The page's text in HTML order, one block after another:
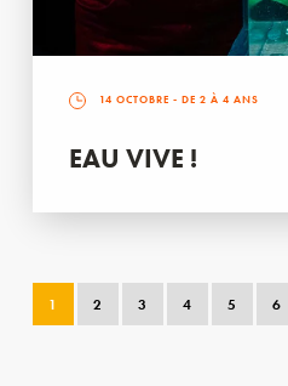
14 OCTOBRE - DE 2 À 4 ANS
EAU VIVE !
1 2 3 4 5 6